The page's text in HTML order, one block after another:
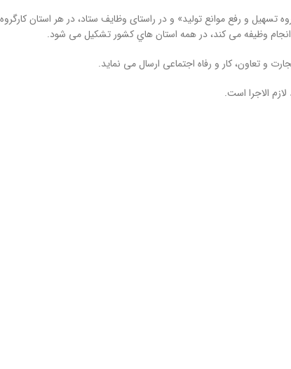
و رفع موانع توليد» و در راستای وظایف ستاد، در هر استان کارگروه
انجام وظیفه می ­کند، در همه استان‌ هاي کشور تشکيل می شود.
و تعاون، کار و رفاه اجتماعی ارسال می نمايد.
الاجرا است.